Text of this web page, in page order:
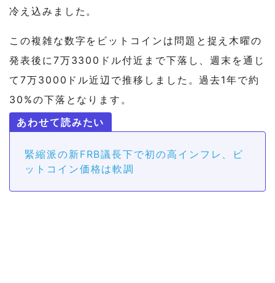
冷え込みました。
この複雑な数字をビットコインは問題と捉え木曜の
発表後に7万3300ドル付近まで下落し、週末を通じ
て7万3000ドル近辺で推移しました。過去1年で約
30%の下落となります。
緊縮派の新FRB議長下で初の高インフレ、ビ
ットコイン価格は軟調